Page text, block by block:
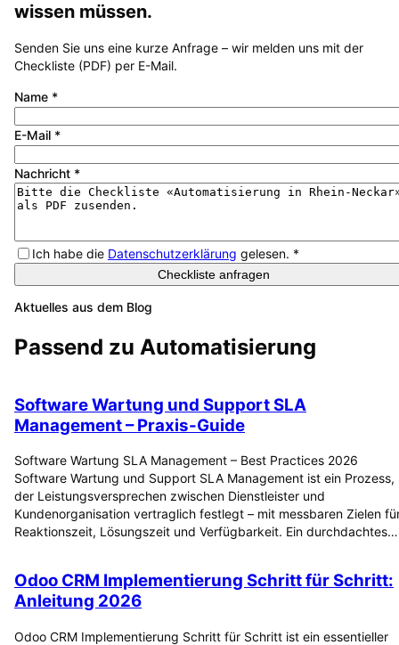
wissen müssen.
Senden Sie uns eine kurze Anfrage – wir melden uns mit der
Checkliste (PDF) per E-Mail.
Name *
E-Mail *
Nachricht *
Ich habe die Datenschutzerklärung gelesen. *
Checkliste anfragen
Aktuelles aus dem Blog
Passend zu Automatisierung
Software Wartung und Support SLA
Management – Praxis-Guide
Software Wartung SLA Management – Best Practices 2026
Software Wartung und Support SLA Management ist ein Prozess,
der Leistungsversprechen zwischen Dienstleister und
Kundenorganisation vertraglich festlegt – mit messbaren Zielen
Reaktionszeit, Lösungszeit und Verfügbarkeit. Ein durchdachtes…
Odoo CRM Implementierung Schritt für Schritt:
Anleitung 2026
Odoo CRM Implementierung Schritt für Schritt ist ein essentieller